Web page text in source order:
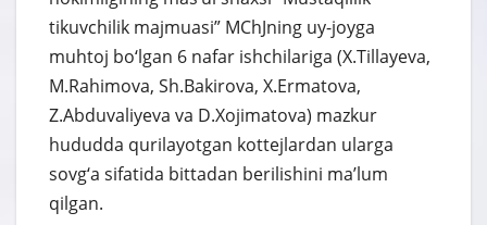
tikuvchilik majmuasi” MChJning uy-joyga
muhtoj bo‘lgan 6 nafar ishchilariga (X.Tillayeva,
M.Rahimova, Sh.Bakirova, X.Ermatova,
Z.Abduvaliyeva va D.Xojimatova) mazkur
hududda qurilayotgan kottejlardan ularga
sovg‘a sifatida bittadan berilishini ma’lum
qilgan.